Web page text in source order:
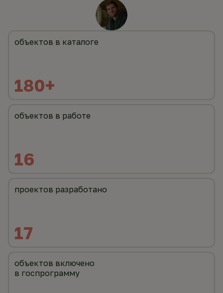
объектов в каталоге
180+
объектов в работе
16
проектов разработано
17
объектов включено
в госпрограмму